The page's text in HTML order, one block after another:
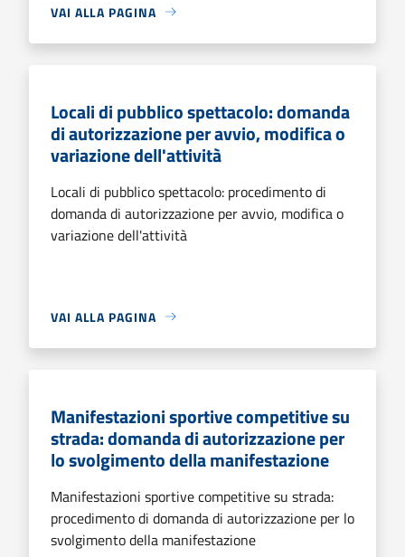
VAI ALLA PAGINA
Locali di pubblico spettacolo: domanda
di autorizzazione per avvio, modifica o
variazione dell'attività
Locali di pubblico spettacolo: procedimento di
domanda di autorizzazione per avvio, modifica o
variazione dell'attività
VAI ALLA PAGINA
Manifestazioni sportive competitive su
strada: domanda di autorizzazione per
lo svolgimento della manifestazione
Manifestazioni sportive competitive su strada:
procedimento di domanda di autorizzazione per lo
svolgimento della manifestazione